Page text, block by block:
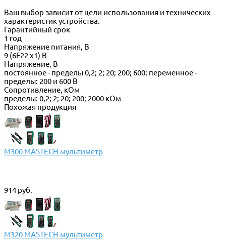
Ваш выбор зависит от цели использования и технических
характеристик устройства.
Гарантийный срок
1 год
Напряжение питания, В
9 (6F22 x1) В
Напряжение, В
постоянное - пределы 0,2; 2; 20; 200; 600; переменное -
пределы: 200 и 600 В
Сопротивление, кОм
пределы: 0,2; 2; 20; 200; 2000 кОм
Похожая продукция
M300 MASTECH мультиметр
914 руб.
M320 MASTECH мультиметр